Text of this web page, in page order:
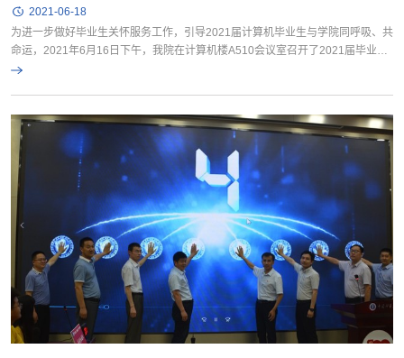
2021-06-18
为进一步做好毕业生关怀服务工作，引导2021届计算机毕业生与学院同呼吸、共
命运，2021年6月16日下午，我院在计算机楼A510会议室召开了2021届毕业生
座谈会，鼓励毕业生积极为学院发展谏言献策。教学副院长林果园、专业...